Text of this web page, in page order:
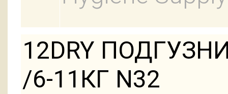
12DRY
/6-11КГ N32